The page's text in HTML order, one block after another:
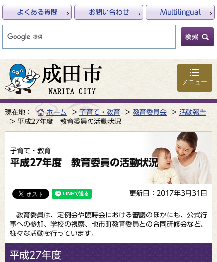
メニュー
よくある質問 お問い合わせ Multilingual
現在地： ホーム 子育て・教育 教育委員会
活動報告
平成27年度 教育委員の活動状況
子育て・教育
平成27年度 教育委員の活動状況
更新日：2017年3月31日
教育委員は、定例会や臨時会における審議のほかにも、公式行
事への参加、学校の視察、他市町教育委員との合同研修会など、
様々な活動を行っています。
平成27年度